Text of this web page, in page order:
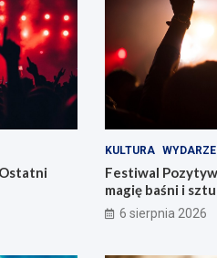
KULTURA
Festiwal
magię baśni i
6 sierpnia 2026